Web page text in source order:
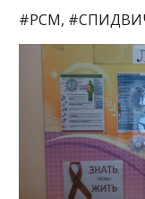
#РСМ,